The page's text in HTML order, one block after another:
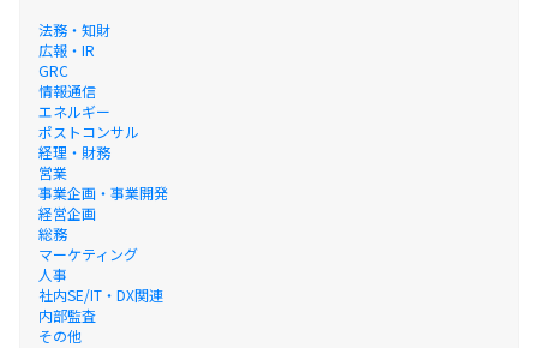
法務・知財
広報・IR
GRC
情報通信
エネルギー
ポストコンサル
経理・財務
営業
事業企画・事業開発
経営企画
総務
マーケティング
人事
社内SE/IT・DX関連
内部監査
その他